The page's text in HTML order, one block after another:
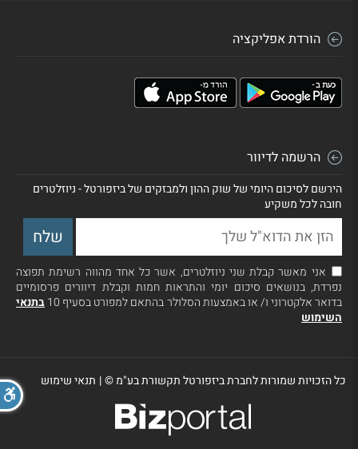
הורדת אפליקציה
הרשמה לדיוור
הירשם לסיכום היומי של שוק ההון ולמבזקים של ביזפורטל - ניוזלטרים
חובה לכל משקיע
אני מאשר קבלת שני ניוזלטרים, אשר כל אחד מהווה רשימת תפוצה
נפרדת, בנושאים סיכום יומי והתראות חמות וקבלת דיוורים פרסומיים
בדואר אלקטרוני ו/ או באמצעות הסלולר בהתאם למפורט בסעיף 10
בתנאי
השימוש
כל הזכויות שמורות לחברת ביזפורטל תקשורת בע"מ ©| תנאי שימוש